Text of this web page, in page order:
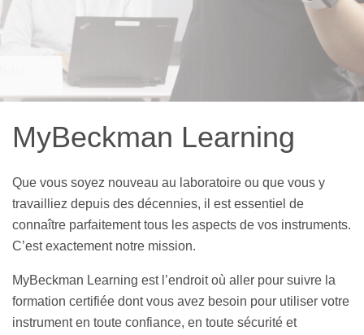
MyBeckman Learning
Que vous soyez nouveau au laboratoire ou que vous y
travailliez depuis des décennies, il est essentiel de
connaître parfaitement tous les aspects de vos instruments.
C’est exactement notre mission.
MyBeckman Learning est l’endroit où aller pour suivre la
formation certifiée dont vous avez besoin pour utiliser votre
instrument en toute confiance, en toute sécurité et